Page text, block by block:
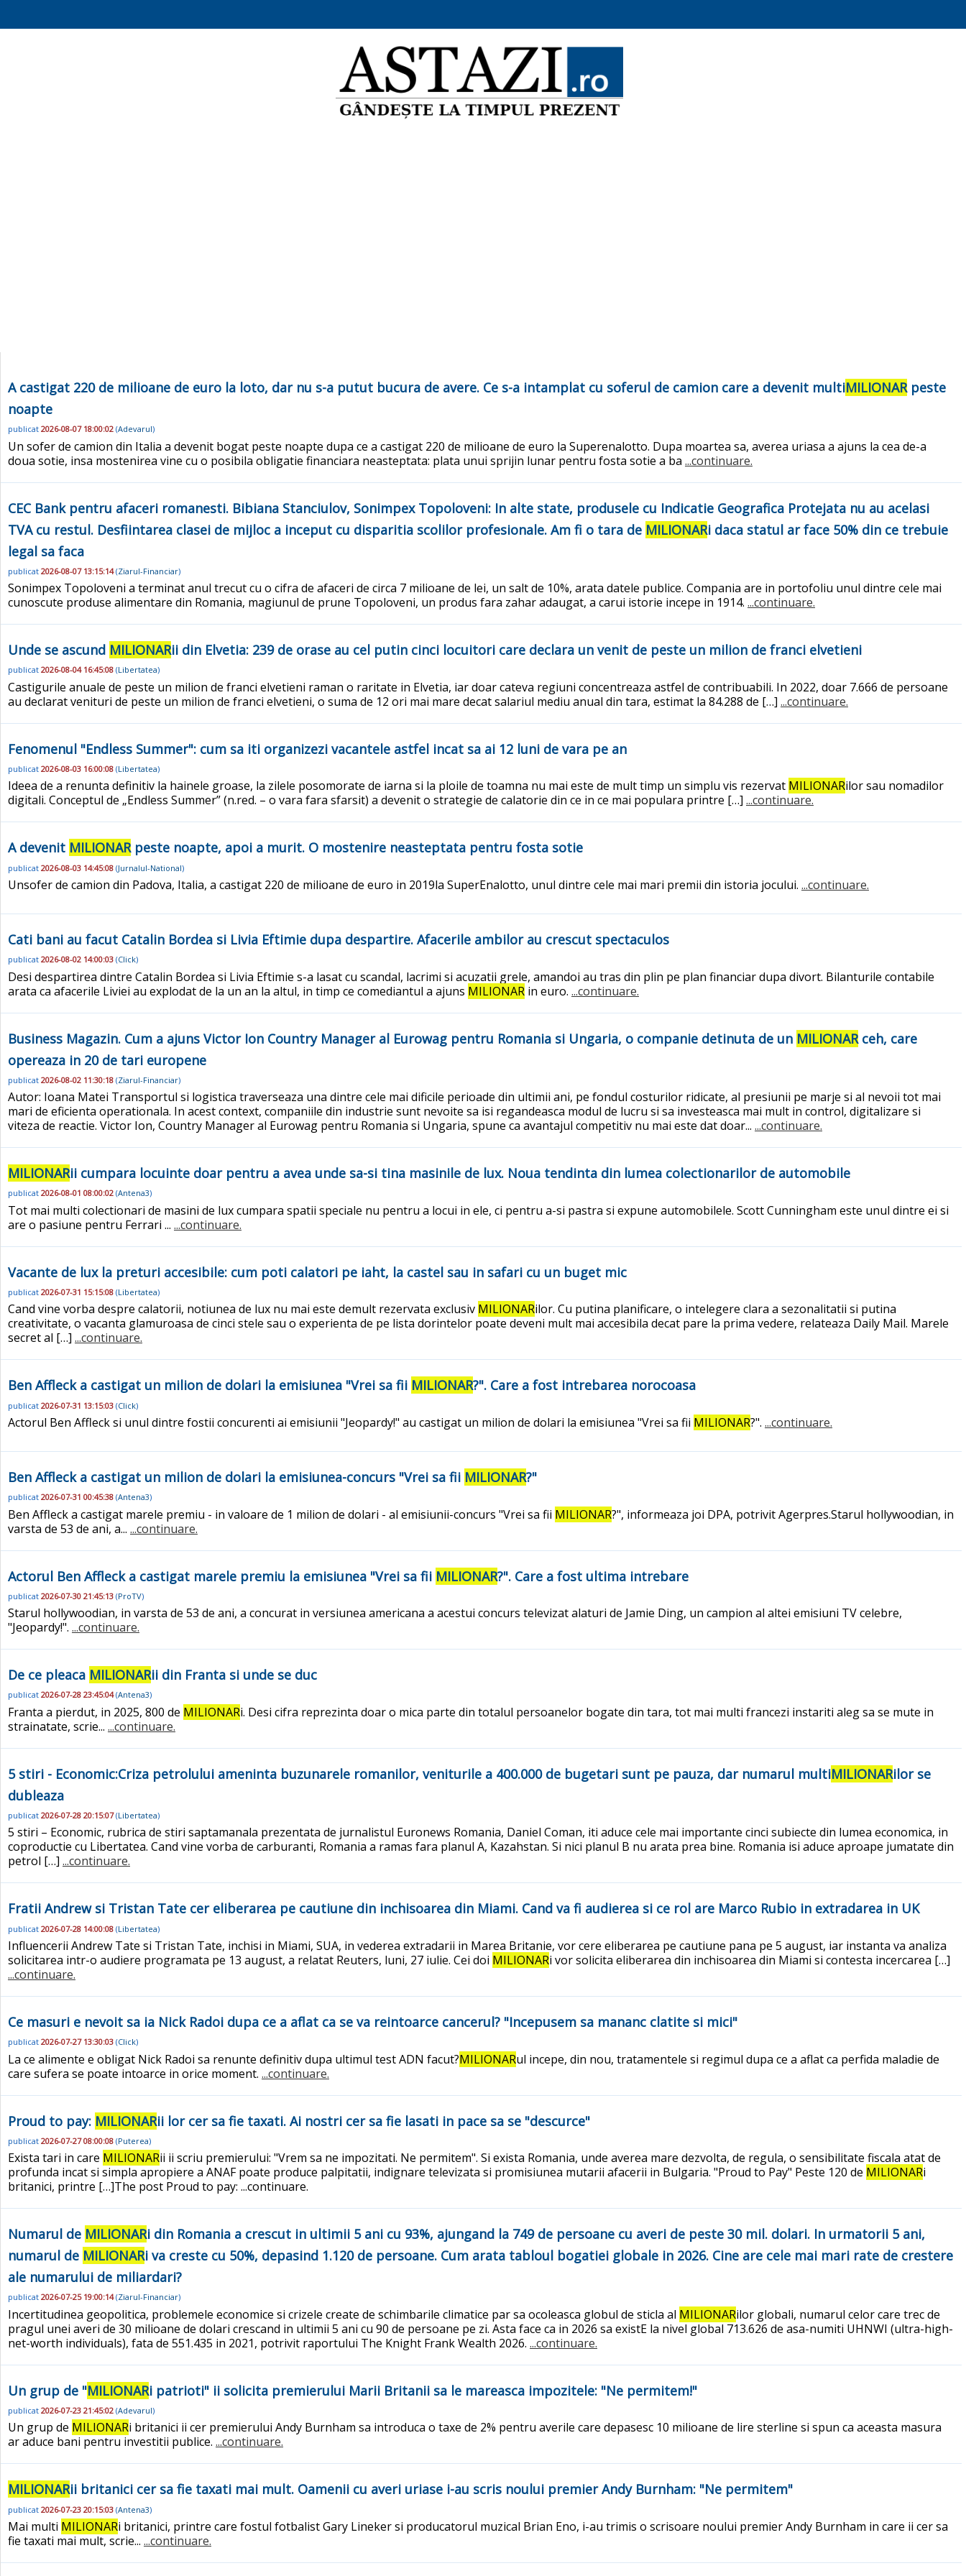
A castigat 220 de milioane de euro la loto, dar nu s-a putut bucura de avere. Ce s-a intamplat cu soferul de camion care a devenit multiMILIONARpeste
noapte
publicat 2026-08-07 18:00:02 (Adevarul)
Un sofer de camion din Italia a devenit bogat peste noapte dupa ce a castigat 220 de milioane de euro la Superenalotto. Dupa moartea sa, averea uriasa a ajuns la cea de-a
doua sotie, insa mostenirea vine cu o posibila obligatie financiara neasteptata: plata unui sprijin lunar pentru fosta sotie a ba ...continuare.
CEC Bank pentru afaceri romanesti. Bibiana Stanciulov, Sonimpex Topoloveni: In alte state, produsele cu Indicatie Geografica Protejata nu au acelasi
TVA cu restul. Desfiintarea clasei de mijloc a inceput cu disparitia scolilor profesionale. Am fi o tara de MILIONARi daca statul ar face 50% din ce trebuie
legal sa faca
publicat 2026-08-07 13:15:14(Ziarul-Financiar)
Sonimpex Topoloveni a terminat anul trecut cu o cifra de afaceri de circa 7 milioane de lei, un salt de 10%, arata datele publice. Compania are in portofoliu unul dintre cele mai
cunoscute produse alimentare din Romania, magiunul de prune Topoloveni, un produs fara zahar adaugat, a carui istorie incepe in 1914. ...continuare.
Unde se ascund MILIONARii din Elvetia: 239 de orase au cel putin cinci locuitori care declara un venit de peste un milion de franci elvetieni
publicat 2026-08-04 16:45:08 (Libertatea)
Castigurile anuale de peste un milion de franci elvetieni raman o raritate in Elvetia, iar doar cateva regiuni concentreaza astfel de contribuabili. In 2022, doar 7.666 de persoane
au declarat venituri de peste un milion de franci elvetieni, o suma de 12 ori mai mare decat salariul mediu anual din tara, estimat la 84.288 de […] ...continuare.
Fenomenul "Endless Summer": cum sa iti organizezi vacantele astfel incat sa ai 12 luni de vara pe an
publicat 2026-08-03 16:00:08 (Libertatea)
Ideea de a renunta definitiv la hainele groase, la zilele posomorate de iarna si la ploile de toamna nu mai este de mult timp un simplu vis rezervat MILIONARilor sau nomadilor
digitali. Conceptul de „Endless Summer” (n.red. – o vara fara sfarsit) a devenit o strategie de calatorie din ce in ce mai populara printre […] ...continuare.
A devenit MILIONARpeste noapte, apoi a murit. O mostenire neasteptata pentru fosta sotie
publicat 2026-08-03 14:45:08 (Jurnalul-National)
Unsofer de camion din Padova, Italia, a castigat 220 de milioane de euro in 2019la SuperEnalotto, unul dintre cele mai mari premii din istoria jocului. ...continuare.
Cati bani au facut Catalin Bordea si Livia Eftimie dupa despartire. Afacerile ambilor au crescut spectaculos
publicat 2026-08-02 14:00:03 (Click)
Desi despartirea dintre Catalin Bordea si Livia Eftimie s-a lasat cu scandal, lacrimi si acuzatii grele, amandoi au tras din plin pe plan financiar dupa divort. Bilanturile contabile
arata ca afacerile Liviei au explodat de la un an la altul, in timp ce comediantul a ajuns MILIONAR in euro. ...continuare.
Business Magazin. Cum a ajuns Victor Ion Country Manager al Eurowag pentru Romania si Ungaria, o companie detinuta de un MILIONARceh, care
opereaza in 20 de tari europene
publicat 2026-08-02 11:30:18 (Ziarul-Financiar)
Autor: Ioana Matei Transportul si logistica traverseaza una dintre cele mai dificile perioade din ultimii ani, pe fondul costurilor ridicate, al presiunii pe marje si al nevoii tot mai
mari de eficienta operationala. In acest context, companiile din industrie sunt nevoite sa isi regandeasca modul de lucru si sa investeasca mai mult in control, digitalizare si
viteza de reactie. Victor Ion, Country Manager al Eurowag pentru Romania si Ungaria, spune ca avantajul competitiv nu mai este dat doar... ...continuare.
MILIONARii cumpara locuinte doar pentru a avea unde sa-si tina masinile de lux. Noua tendinta din lumea colectionarilor de automobile
publicat 2026-08-01 08:00:02 (Antena3)
Tot mai multi colectionari de masini de lux cumpara spatii speciale nu pentru a locui in ele, ci pentru a-si pastra si expune automobilele. Scott Cunningham este unul dintre ei si
are o pasiune pentru Ferrari ... ...continuare.
Vacante de lux la preturi accesibile: cum poti calatori pe iaht, la castel sau in safari cu un buget mic
publicat 2026-07-31 15:15:08 (Libertatea)
Cand vine vorba despre calatorii, notiunea de lux nu mai este demult rezervata exclusiv MILIONARilor. Cu putina planificare, o intelegere clara a sezonalitatii si putina
creativitate, o vacanta glamuroasa de cinci stele sau o experienta de pe lista dorintelor poate deveni mult mai accesibila decat pare la prima vedere, relateaza Daily Mail. Marele
secret al […] ...continuare.
Ben Affleck a castigat un milion de dolari la emisiunea "Vrei sa fii MILIONAR?". Care a fost intrebarea norocoasa
publicat 2026-07-31 13:15:03 (Click)
Actorul Ben Affleck si unul dintre fostii concurenti ai emisiunii "Jeopardy!" au castigat un milion de dolari la emisiunea "Vrei sa fii MILIONAR?". ...continuare.
Ben Affleck a castigat un milion de dolari la emisiunea-concurs "Vrei sa fii MILIONAR?"
publicat 2026-07-31 00:45:38 (Antena3)
Ben Affleck a castigat marele premiu - in valoare de 1 milion de dolari - al emisiunii-concurs "Vrei sa fii MILIONAR?", informeaza joi DPA, potrivit Agerpres.Starul hollywoodian, in
varsta de 53 de ani, a... ...continuare.
Actorul Ben Affleck a castigat marele premiu la emisiunea "Vrei sa fii MILIONAR?". Care a fost ultima intrebare
publicat 2026-07-30 21:45:13 (ProTV)
Starul hollywoodian, in varsta de 53 de ani, a concurat in versiunea americana a acestui concurs televizat alaturi de Jamie Ding, un campion al altei emisiuni TV celebre,
"Jeopardy!". ...continuare.
De ce pleaca MILIONARii din Franta si unde se duc
publicat 2026-07-28 23:45:04(Antena3)
Franta a pierdut, in 2025, 800 de MILIONARi. Desi cifra reprezinta doar o mica parte din totalul persoanelor bogate din tara, tot mai multi francezi instariti aleg sa se mute in
strainatate, scrie... ...continuare.
5 stiri - Economic:Criza petrolului ameninta buzunarele romanilor, veniturile a 400.000 de bugetari sunt pe pauza, dar numarul multiMILIONARilor se
dubleaza
publicat 2026-07-28 20:15:07(Libertatea)
5 stiri – Economic, rubrica de stiri saptamanala prezentata de jurnalistul Euronews Romania, Daniel Coman, iti aduce cele mai importante cinci subiecte din lumea economica, in
coproductie cu Libertatea. Cand vine vorba de carburanti, Romania a ramas fara planul A, Kazahstan. Si nici planul B nu arata prea bine. Romania isi aduce aproape jumatate din
petrol […] ...continuare.
Fratii Andrew si Tristan Tate cer eliberarea pe cautiune din inchisoarea din Miami. Cand va fi audierea si ce rol are Marco Rubio in extradarea in UK
publicat 2026-07-28 14:00:08 (Libertatea)
Influencerii Andrew Tate si Tristan Tate, inchisi in Miami, SUA, in vederea extradarii in Marea Britanie, vor cere eliberarea pe cautiune pana pe 5 august, iar instanta va analiza
solicitarea intr-o audiere programata pe 13 august, a relatat Reuters, luni, 27 iulie. Cei doi MILIONARi vor solicita eliberarea din inchisoarea din Miami si contesta incercarea […]
...continuare.
Ce masuri e nevoit sa ia Nick Radoi dupa ce a aflat ca se va reintoarce cancerul? "Incepusem sa mananc clatite si mici"
publicat 2026-07-27 13:30:03 (Click)
La ce alimente e obligat Nick Radoi sa renunte definitiv dupa ultimul test ADN facut?MILIONARul incepe, din nou, tratamentele si regimul dupa ce a aflat ca perfida maladie de
care sufera se poate intoarce in orice moment. ...continuare.
Proud to pay: MILIONARii lor cer sa fie taxati. Ai nostri cer sa fie lasati in pace sa se "descurce"
publicat 2026-07-27 08:00:08 (Puterea)
Exista tari in care MILIONARii ii scriu premierului: "Vrem sa ne impozitati. Ne permitem". Si exista Romania, unde averea mare dezvolta, de regula, o sensibilitate fiscala atat de
profunda incat si simpla apropiere a ANAF poate produce palpitatii, indignare televizata si promisiunea mutarii afacerii in Bulgaria. "Proud to Pay" Peste 120 de MILIONARi
britanici, printre […]The post Proud to pay: ...continuare.
Numarul de MILIONARi din Romania a crescut in ultimii 5 ani cu 93%, ajungand la 749 de persoane cu averi de peste 30 mil. dolari. In urmatorii 5 ani,
numarul de MILIONARi va creste cu 50%, depasind 1.120 de persoane. Cum arata tabloul bogatiei globale in 2026. Cine are cele mai mari rate de crestere
ale numarului de miliardari?
publicat 2026-07-25 19:00:14(Ziarul-Financiar)
Incertitudinea geopolitica, problemele economice si crizele create de schimbarile climatice par sa ocoleasca globul de sticla al MILIONARilor globali, numarul celor care trec de
pragul unei averi de 30 milioane de dolari crescand in ultimii 5 ani cu 90 de persoane pe zi. Asta face ca in 2026 sa existE la nivel global 713.626 de asa-numiti UHNWI (ultra-high-
net-worth individuals), fata de 551.435 in 2021, potrivit raportului The Knight Frank Wealth 2026. ...continuare.
Un grup de "MILIONARi patrioti" ii solicita premierului Marii Britanii sa le mareasca impozitele: "Ne permitem!"
publicat 2026-07-23 21:45:02 (Adevarul)
Un grup de MILIONARi britanici ii cer premierului Andy Burnham sa introduca o taxe de 2% pentru averile care depasesc 10 milioane de lire sterline si spun ca aceasta masura
ar aduce bani pentru investitii publice. ...continuare.
MILIONARii britanici cer sa fie taxati mai mult. Oamenii cu averi uriase i-au scris noului premier Andy Burnham: "Ne permitem"
publicat 2026-07-23 20:15:03 (Antena3)
Mai multi MILIONARi britanici, printre care fostul fotbalist Gary Lineker si producatorul muzical Brian Eno, i-au trimis o scrisoare noului premier Andy Burnham in care ii cer sa
fie taxati mai mult, scrie... ...continuare.